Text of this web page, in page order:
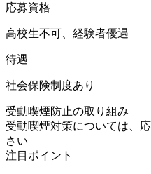
応募資格
高校生不可、経験者優遇
待遇
社会保険制度あり
受動喫煙防止の取り組み
受動喫煙対策については、
さい
注目ポイント